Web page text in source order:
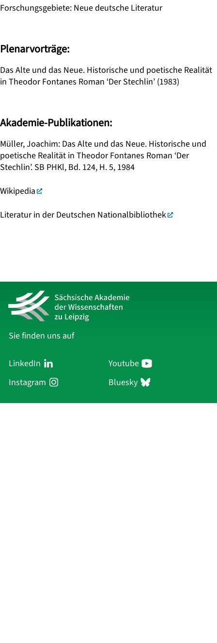
Forschungsgebiete: Neue deutsche Literatur
Plenarvorträge:
Das Alte und das Neue. Historische und poetische Realität
in Theodor Fontanes Roman ‘Der Stechlin’ (1983)
Akademie-Publikationen:
Müller, Joachim: Das Alte und das Neue. Historische und
poetische Realität in Theodor Fontanes Roman ‘Der
Stechlin’. SB PHKl, Bd. 124, H. 5, 1984
Wikipedia
Literatur in der Deutschen Nationalbibliothek
Sie finden uns auf
LinkedIn
Youtube
Instagram
Bluesky